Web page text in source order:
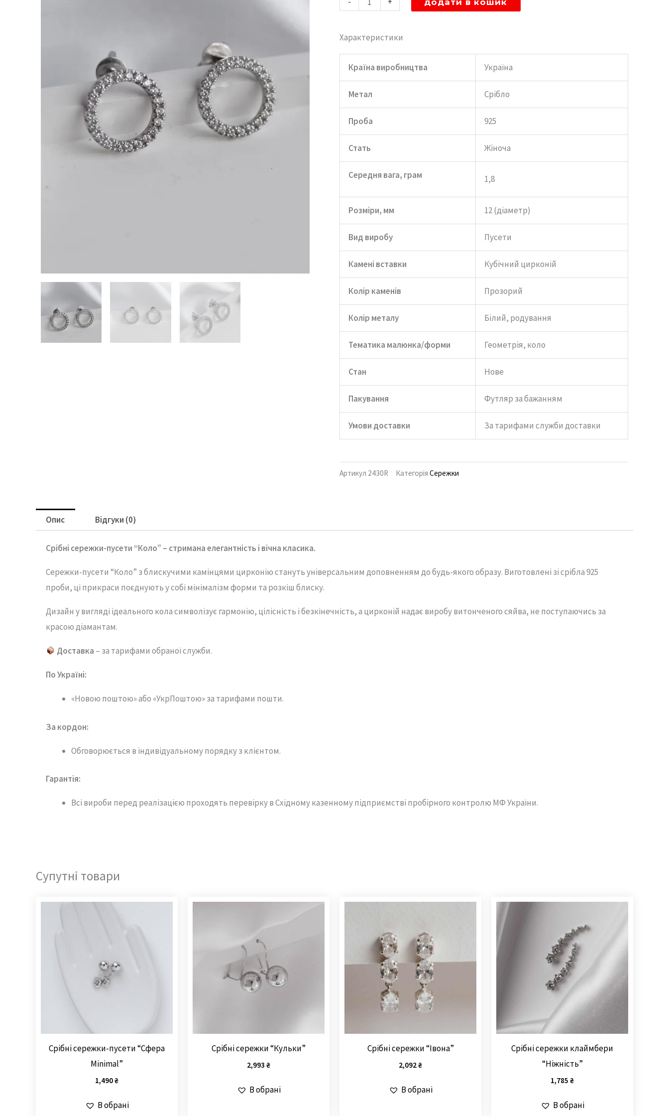
пусети
кількість
Характеристики
Країна виробництва Україна
Метал Срібло
Проба 925
Стать Жіноча
Середня вага, грам 1,8
Розміри, мм 12 (діаметр)
Вид виробу Пусети
Камені вставки Кубічний цирконій
Колір каменів Прозорий
Колір металу Білий, родування
Тематика малюнка/форми Геометрія, коло
Стан Нове
Пакування Футляр за бажанням
Умови доставки За тарифами служби доставки
Артикул 2430R Категорія Сережки
Опис Відгуки (0)
Срібні сережки-пусети “Коло” – стриманаелегантність і вічна класика.
Сережки-пусети “Коло” зблискучими камінцями цирконіюстанутьуніверсальним доповненням добудь-якогообразу. Виготовлені зісрібла925
проби, ці прикраси поєднуютьусобі мінімалізм форми та розкіш блиску.
Дизайн увигляді ідеального коласимволізує гармонію, цілісність ібезкінечність,а цирконій надає виробувитонченогосяйва, не поступаючись за
красоюдіамантам.
Доставка – за тарифами обраної служби.
По Україні:
«Новою поштою» або «УкрПоштою» за тарифами пошти.
За кордон:
Обговорюється в індивідуальному порядку з клієнтом.
Гарантія:
Всі вироби перед реалізацією проходять перевірку в Східному казенному підприємстві пробірного контролю МФ України.
Супутні товари
Срібні сережки-пусети “Сфера
Minimal”
1,490₴
В обрані
Срібні сережки “Кульки”
2,993 ₴
В обрані
Срібні сережки “Івона”
2,092₴
В обрані
Срібні сережки клаймбери
“Ніжність”
1,785 ₴
В обрані